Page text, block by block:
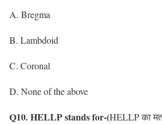
A. Bregma
B. Lambdoid
C. Coronal
D. None of the above
Q10. HELLP stands for-(HELLP का